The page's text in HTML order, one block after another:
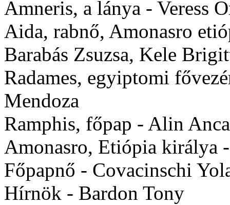
Amneris, a lánya - Veress
Aida, rabnő, Amonasro
Barabás Zsuzsa, Kele
Radames, egyiptomi
Mendoza
Ramphis, főpap - Alin
Amonasro, Etiópia királya
Főpapnő - Covacinschi
Hírnök - Bardon Tony